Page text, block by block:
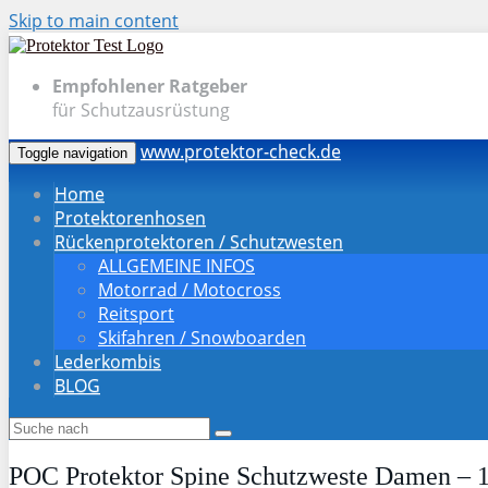
Skip to main content
Empfohlener Ratgeber
für Schutzausrüstung
Toggle navigation
www.protektor-check.de
Home
Protektorenhosen
Rückenprotektoren / Schutzwesten
ALLGEMEINE INFOS
Motorrad / Motocross
Reitsport
Skifahren / Snowboarden
Lederkombis
BLOG
POC Protektor Spine Schutzweste Damen –